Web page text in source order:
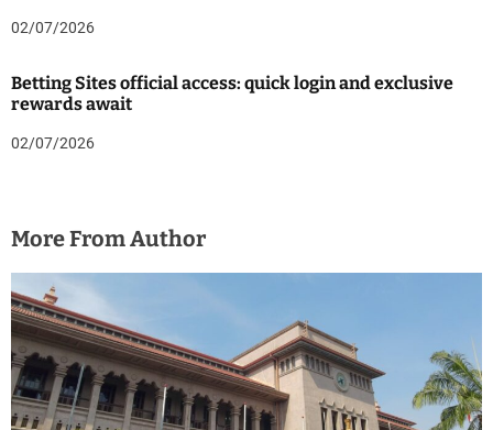
02/07/2026
Betting Sites official access: quick login and exclusive
rewards await
02/07/2026
More From Author